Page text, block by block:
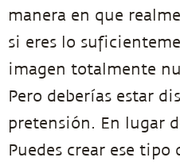
manera en que
si eres lo
imagen totalmente
Pero deberías estar
pretensión. En lugar
Puedes crear ese